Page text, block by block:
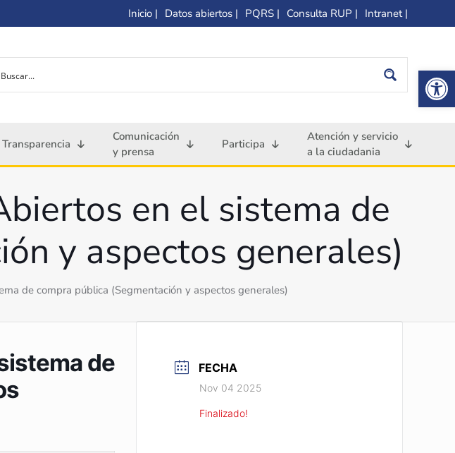
Inicio | Datos abiertos | PQRS | Consulta RUP | Intranet |
Transparencia
Comunicación
y prensa
Participa
Atención y servicio
a la ciudadania
en el sistema de
y aspectos generales)
de compra pública (Segmentación y aspectos generales)
de
FECHA
Nov 04 2025
Finalizado!